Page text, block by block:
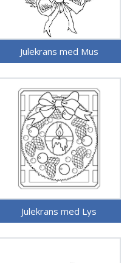
Julekrans med Mus
Julekrans med Lys